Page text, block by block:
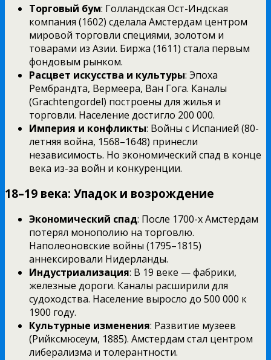
Торговый бум: Голландская Ост-Индская
компания (1602) сделала Амстердам центром
мировой торговли специями, золотом и
товарами из Азии. Биржа (1611) стала первым
фондовым рынком.
Расцвет искусства и культуры: Эпоха
Рембрандта, Вермеера, Ван Гога. Каналы
(Grachtengordel) построены для жилья и
торговли. Население достигло 200 000.
Империя и конфликты: Войны с Испанией (80-
летняя война, 1568–1648) принесли
независимость. Но экономический спад в конце
века из-за войн и конкуренции.
18–19 века: Упадок и возрождение
Экономический спад: После 1700-х Амстердам
потерял монополию на торговлю.
Наполеоновские войны (1795–1815)
аннексировали Нидерланды.
Индустриализация: В 19 веке — фабрики,
железные дороги. Каналы расширили для
судоходства. Население выросло до 500 000 к
1900 году.
Культурные изменения: Развитие музеев
(Рийксмюсеум, 1885). Амстердам стал центром
либерализма и толерантности.